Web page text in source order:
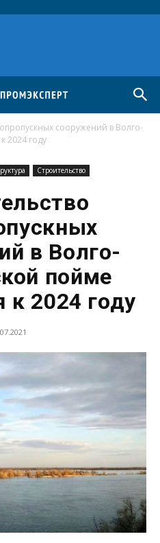
сооружений в Волго-
2024 году
Строительство
в Волго-
пойме
к 2024 году